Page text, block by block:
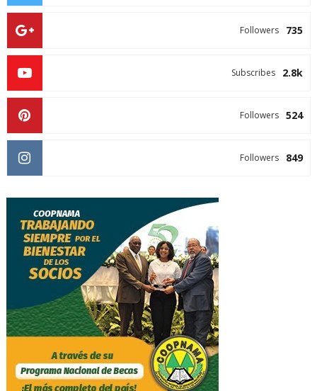
735
Followers
2.8k
Subscribes
524
Followers
849
Followers